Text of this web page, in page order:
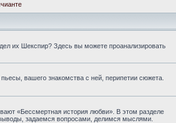
их Шекспир? Здесь вы можете проанализировать
вашего знакомства с ней, перипетии сюжета.
«Бессмертная история любви». В этом разделе
задаемся вопросами, делимся мыслями.